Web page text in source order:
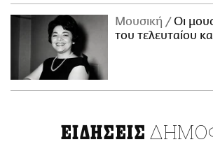
Μουσική
Οι
του τελευταίου
ΕΙΔΗΣΕΙΣ